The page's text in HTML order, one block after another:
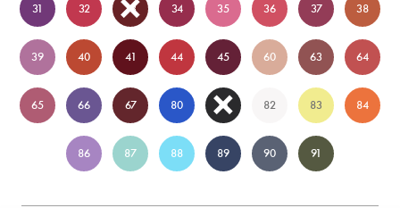
31 32 33 34 35 36 37 38
39 40 41 44 45 60 63 64
65 66 67 80 81 82 83 84
86 87 88 89 90 91